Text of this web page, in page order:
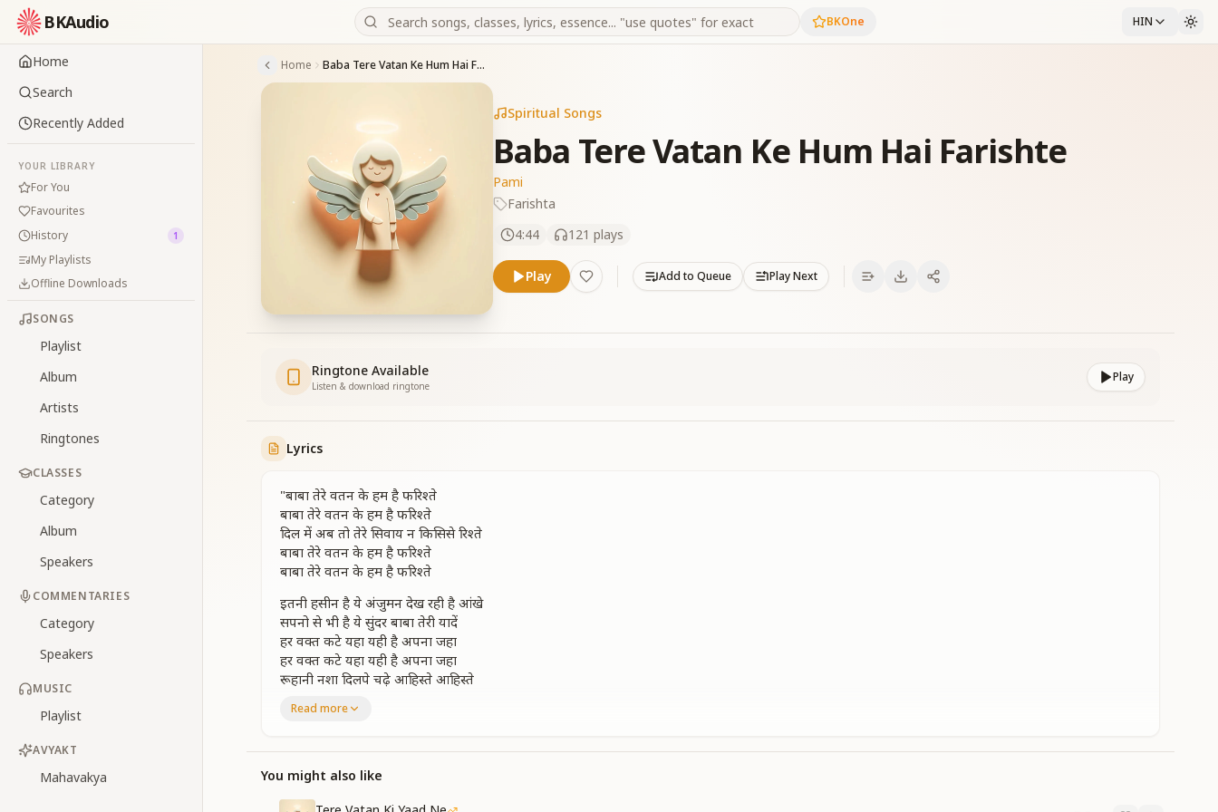
BKAudio BKOne HIN
Home
Search
Recently Added
YOUR LIBRARY
For You
Favourites
History
1
My Playlists
Offline Downloads
SONGS
Playlist
Album
Artists
Ringtones
CLASSES
Category
Album
Speakers
COMMENTARIES
Category
Speakers
MUSIC
Playlist
AVYAKT
Mahavakya
Home Baba Tere Vatan Ke Hum Hai Farishte
Spiritual Songs
Baba Tere Vatan Ke Hum Hai Farishte
Pami
Farishta
4:44
121 plays
Play Add to Queue Play Next
Ringtone Available
Listen & download ringtone
Play
Lyrics
"बाबा तेरे वतन के हम है फरिश्ते
बाबा तेरे वतन के हम है फरिश्ते
दिल में अब तो तेरे सिवाय न किसिसे रिश्ते
बाबा तेरे वतन के हम है फरिश्ते
बाबा तेरे वतन के हम है फरिश्ते
इतनी हसीन है ये अंजुमन देख रही है आंखे
सपनो से भी है ये सुंदर बाबा तेरी यादें
हर वक्त कटे यहा यही है अपना जहा
हर वक्त कटे यहा यही है अपना जहा
रूहानी नशा दिलपे चढ़े आहिस्ते आहिस्ते
बाबा तेरे वतन के हम है फरिश्ते
ये दुनिया है तारो की अपना है ये घर
बादलों की गोदी में झिलमिलाता नगर
बेहद प्यारा वतन फरिश्तों का यह मिलन
बेहद प्यारा वतन फरिश्तों का यह मिलन
Read more
You might also like